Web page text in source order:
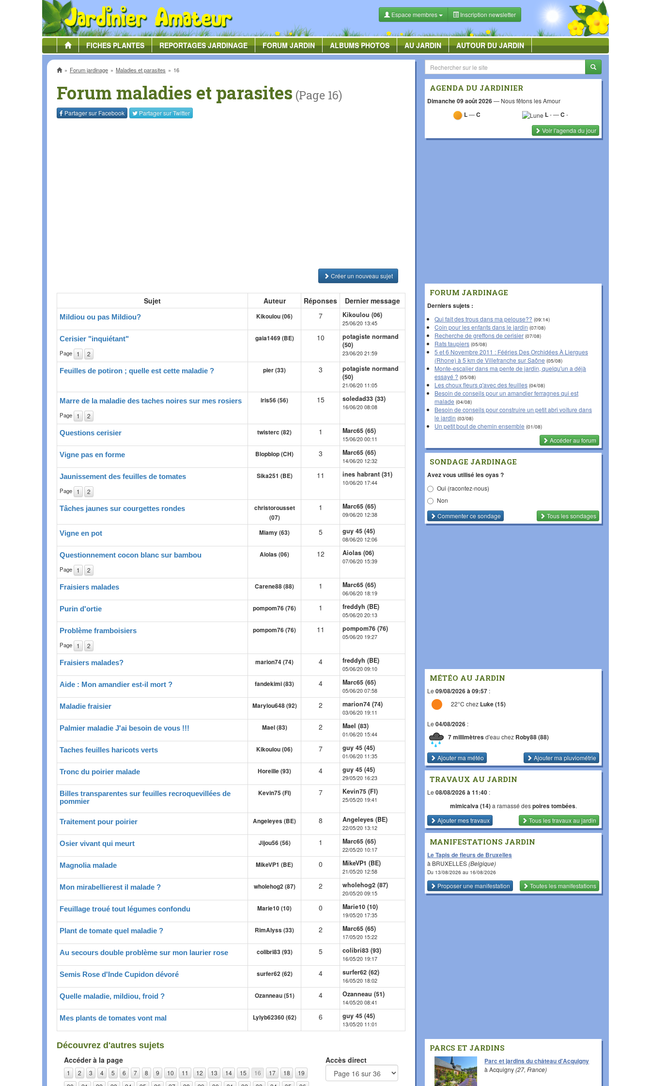
Espace membres Inscription newsletter
FICHESPLANTES REPORTAGESJARDINAGE FORUMJARDIN ALBUMSPHOTOS AU JARDIN AUTOUR DU JARDIN
AccueilForum jardinage Maladies et parasites 16
Forum maladies et parasites (Page 16)
Partager sur Facebook Partager surTwitter
Créer un nouveau sujet
Sujet Auteur Réponses Dernier message
Mildiou ou pas Mildiou? Kikoulou (06) 7 Kikoulou (06)
25/06/20 13:45
Cerisier "inquiétant"
Page 1 2
gaia1469 (BE) 10
potagiste normand
(50)
23/06/20 21:59
Feuilles de potiron ; quelle est cette maladie ? pier (33) 3
potagiste normand
(50)
21/06/20 11:05
Marre de la maladie des taches noires sur mes rosiers
Page 1 2
iris56 (56) 15 soledad33 (33)
16/06/20 08:08
Questions cerisier twisterc (82) 1 Marc65 (65)
15/06/20 00:11
Vigne pas en forme Blopblop (CH) 3 Marc65 (65)
14/06/20 12:32
Jaunissement des feuilles de tomates
Page 1 2
Sika251 (BE) 11 ines habrant (31)
10/06/20 17:44
Tâches jaunes sur courgettes rondes
christorousset
(07)
1 Marc65 (65)
09/06/20 12:38
Vigne en pot Miamy (63) 5 guy 45 (45)
08/06/20 12:06
Questionnement cocon blanc sur bambou
Page 1 2
Aiolas (06) 12 Aiolas (06)
07/06/20 15:39
Fraisiers malades Carene88 (88) 1 Marc65 (65)
06/06/20 18:19
Purin d'ortie pompom76 (76) 1 freddyh (BE)
05/06/20 20:13
Problème framboisiers
Page 1 2
pompom76 (76) 11 pompom76 (76)
05/06/20 19:27
Fraisiers malades? marion74 (74) 4 freddyh (BE)
05/06/20 09:10
Aide : Mon amandier est-il mort ? fandekimi (83) 4 Marc65 (65)
05/06/20 07:58
Maladie fraisier Marylou648 (92) 2 marion74 (74)
03/06/20 19:11
Palmier maladie J'ai besoin de vous !!! Mael (83) 2 Mael (83)
01/06/20 15:44
Taches feuilles haricots verts Kikoulou (06) 7 guy 45 (45)
01/06/20 11:35
Tronc du poirier malade Horeille (93) 4 guy 45 (45)
29/05/20 16:23
Billes transparentes sur feuilles recroquevillées de
pommier
Kevin75 (FI) 7 Kevin75 (FI)
25/05/20 19:41
Traitement pour poirier Angeleyes (BE) 8 Angeleyes (BE)
22/05/20 13:12
Osier vivant qui meurt Jijou56 (56) 1 Marc65 (65)
22/05/20 10:17
Magnolia malade MikeVP1 (BE) 0 MikeVP1 (BE)
21/05/20 12:58
Mon mirabellierest il malade ? wholehog2 (87) 2 wholehog2 (87)
20/05/20 09:15
Feuillage troué tout légumes confondu Marie10 (10) 0 Marie10 (10)
19/05/20 17:35
Plant de tomate quel maladie ? RimAlyss (33) 2 Marc65 (65)
17/05/20 15:22
Au secours double problème sur mon laurier rose colibri83 (93) 5 colibri83 (93)
16/05/20 19:17
Semis Rose d'Inde Cupidon dévoré surfer62 (62) 4 surfer62 (62)
16/05/20 18:02
Quelle maladie, mildiou, froid ? Ozanneau (51) 4 Ozanneau (51)
14/05/20 08:41
Mes plants de tomates vont mal Lylyb62360 (62) 6 guy 45 (45)
13/05/20 11:01
Découvrez d'autres sujets
Accéder à la page
1 2 3 4 5 6 7 8 9 10 11 12 13 14 15 16 17 18
19
Accès direct
AGENDA DU JARDINIER
Dimanche 09 août 2026— Nous fêtons les Amour
L—C L-—C-
Voir l'agenda du jour
FORUM JARDINAGE
Derniers sujets :
Qui fait des trous dans ma pelouse?? (09:14)
Coin pour les enfants dans le jardin (07/08)
Recherche de greffons de cerisier (07/08)
Rats taupiers (05/08)
5 et 6 Novembre 2011 : Fééries Des Orchidées À Liergues
(Rhone) à 5 km de Villefranche sur Saône (05/08)
Monte-escalier dans ma pente de jardin, quelqu'un a déjà
essayé ? (05/08)
Les choux fleurs q'avec des feuilles (04/08)
Besoin de conseils pour un amandier ferragnes qui est
malade (04/08)
Besoin de conseils pour construire un petit abri voiture dans
le jardin (03/08)
Un petit bout de chemin ensemble (01/08)
Accéder au forum
SONDAGE JARDINAGE
Avez vous utilisé les oyas ?
Oui (racontez-nous)
Non
Commenterce sondage Tous les sondages
MÉTÉO AU JARDIN
Le 09/08/2026 à 09:57 :
22°C chez Luke (15)
Le 04/08/2026 :
7 millimètresd'eau chez Roby88 (88)
Ajouter ma météo Ajouter ma pluviométrie
TRAVAUX AU JARDIN
Le 08/08/2026 à 11:40 :
mimicalva (14)a ramassé despoires tombées.
Ajouter mes travaux
Tous les travauxau jardin
MANIFESTATIONS JARDIN
Le Tapis de fleurs de Bruxelles
à BRUXELLES(Belgique)
Du 13/08/2026 au 16/08/2026
Proposer une manifestation Toutes les manifestations
PARCS ET JARDINS
Parc et jardins du château d'Acquigny
à Acquigny(27, France)